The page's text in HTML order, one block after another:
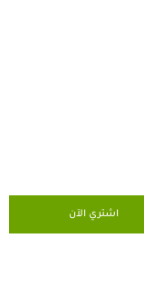
اشتري الآن